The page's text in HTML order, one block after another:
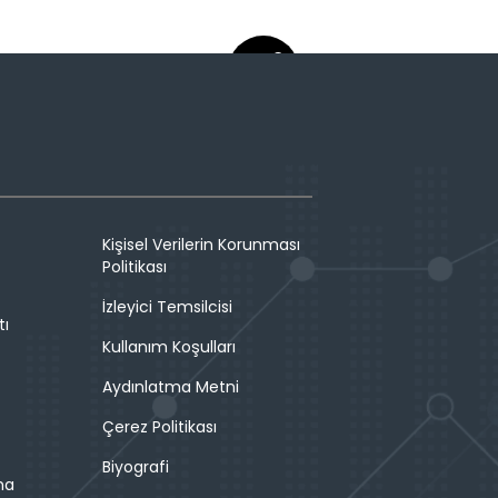
Kişisel Verilerin Korunması
Politikası
İzleyici Temsilcisi
Kullanım Koşulları
Aydınlatma Metni
Çerez Politikası
Biyografi